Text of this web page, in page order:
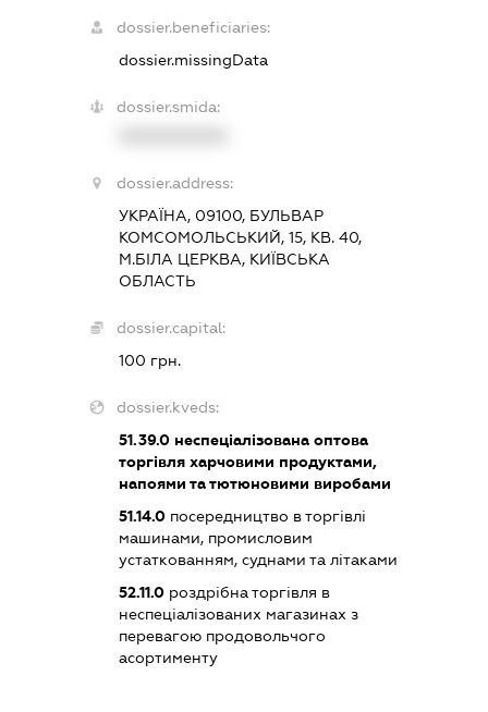
dossier.beneficiaries:
dossier.missingData
dossier.smida:
dossier.address:
УКРАЇНА, 09100, БУЛЬВАР
КОМСОМОЛЬСЬКИЙ, 15, КВ. 40,
М.БІЛА ЦЕРКВА, КИЇВСЬКА
ОБЛАСТЬ
dossier.capital:
100 грн.
dossier.kveds:
51.39.0неспеціалізована оптова
торгівля харчовими продуктами,
напоями та тютюновими виробами
51.14.0посередництво в торгівлі
машинами, промисловим
устаткованням, суднами та літаками
52.11.0роздрібна торгівля в
неспеціалізованих магазинах з
перевагою продовольчого
асортименту